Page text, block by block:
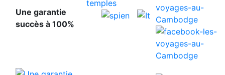
Une garantie
succès à 100%